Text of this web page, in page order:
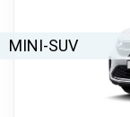
MINI-SUV